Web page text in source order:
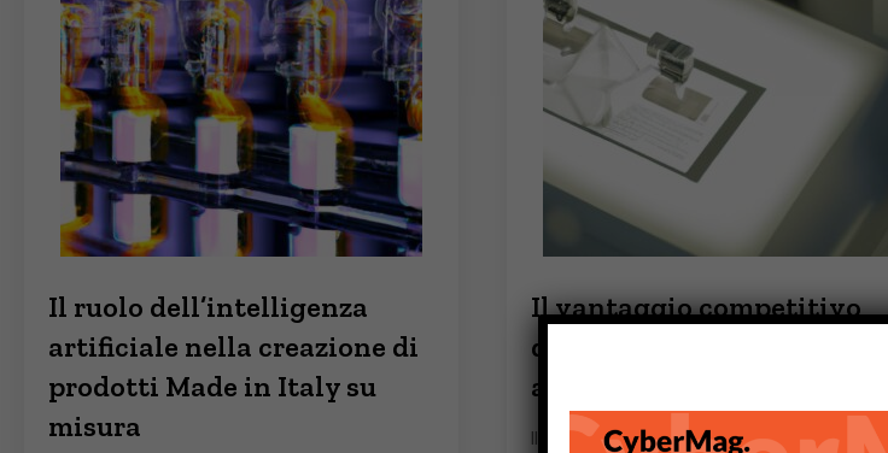
Il ruolo dell’intelligenza
artificiale nella creazione di
prodotti Made in Italy su
misura
Il vantaggio competitivo
delle aziende italiane grazie
all’intelligenza artificiale
Il progresso dell'intelligenza artificiale (AI)